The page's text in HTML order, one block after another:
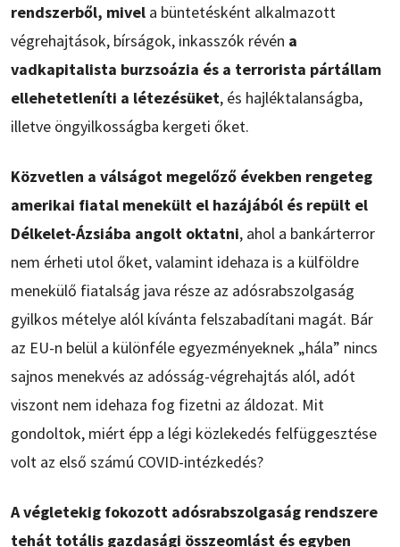
rendszerből, mivel a büntetésként alkalmazott
végrehajtások, bírságok, inkasszók révén a
vadkapitalista burzsoázia és a terrorista pártállam
ellehetetleníti a létezésüket, és hajléktalanságba,
illetve öngyilkosságba kergeti őket.
Közvetlen a válságot megelőző években rengeteg
amerikai fiatal menekült el hazájából és repült el
Délkelet-Ázsiába angolt oktatni, ahol a bankárterror
nem érheti utol őket, valamint idehaza is a külföldre
menekülő fiatalság java része az adósrabszolgaság
gyilkos mételye alól kívánta felszabadítani magát. Bár
az EU-n belül a különféle egyezményeknek „hála” nincs
sajnos menekvés az adósság-végrehajtás alól, adót
viszont nem idehaza fog fizetni az áldozat. Mit
gondoltok, miért épp a légi közlekedés felfüggesztése
volt az első számú COVID-intézkedés?
A végletekig fokozott adósrabszolgaság rendszere
tehát totális gazdasági összeomlást és egyben